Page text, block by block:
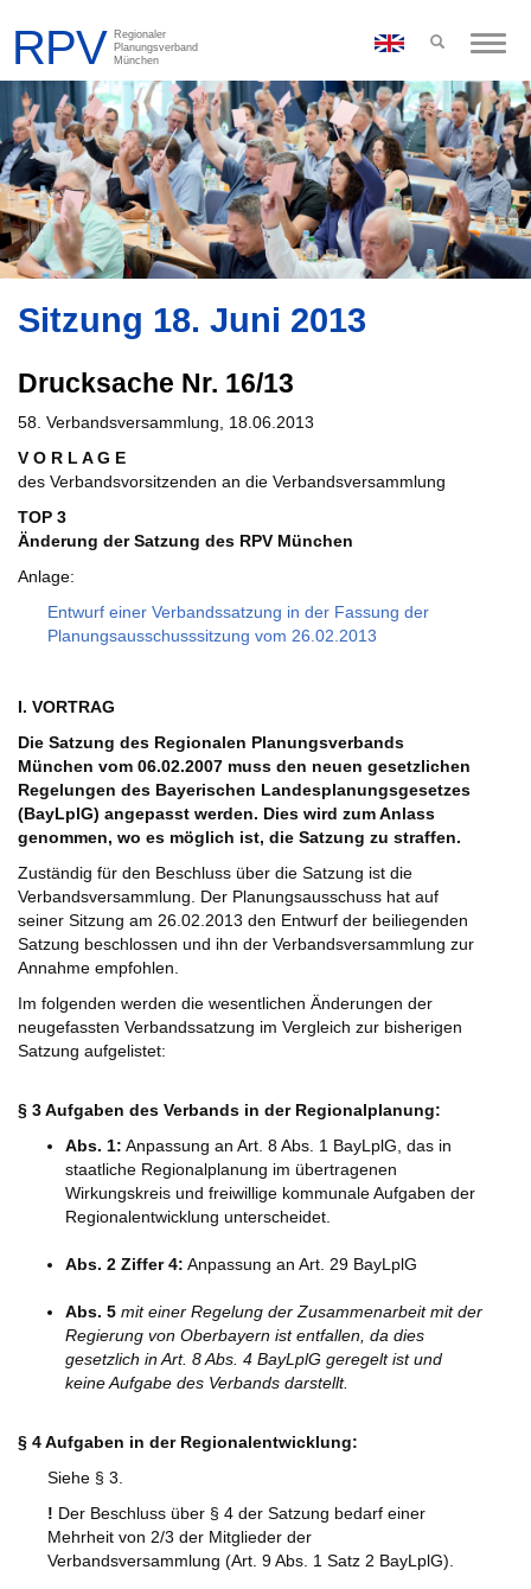
Toggle
Sitzung 18. Juni 2013
Drucksache Nr. 16/13
58. Verbandsversammlung, 18.06.2013
V O R L A G E
des Verbandsvorsitzenden an die Verbandsversammlung
TOP 3
Änderung der Satzung des RPV München
Anlage:
Entwurf einer Verbandssatzung in der Fassung der
Planungsausschusssitzung vom 26.02.2013
I. VORTRAG
Die Satzung des Regionalen Planungsverbands
München vom 06.02.2007 muss den neuen gesetzlichen
Regelungen des Bayerischen Landesplanungsgesetzes
(BayLplG) angepasst werden. Dies wird zum Anlass
genommen, wo es möglich ist, die Satzung zu straffen.
Zuständig für den Beschluss über die Satzung ist die
Verbandsversammlung. Der Planungsausschuss hat auf
seiner Sitzung am 26.02.2013 den Entwurf der beiliegenden
Satzung beschlossen und ihn der Verbandsversammlung zur
Annahme empfohlen.
Im folgenden werden die wesentlichen Änderungen der
neugefassten Verbandssatzung im Vergleich zur bisherigen
Satzung aufgelistet:
§ 3 Aufgaben des Verbands in der Regionalplanung:
Abs. 1: Anpassung an Art. 8 Abs. 1 BayLplG, das in
staatliche Regionalplanung im übertragenen
Wirkungskreis und freiwillige kommunale Aufgaben der
Regionalentwicklung unterscheidet.
Abs. 2 Ziffer 4: Anpassung an Art. 29 BayLplG
Abs. 5 mit einer Regelung der Zusammenarbeit mit der
Regierung von Oberbayern ist entfallen, da dies
gesetzlich in Art. 8 Abs. 4 BayLplG geregelt ist und
keine Aufgabe des Verbands darstellt.
§ 4 Aufgaben in der Regionalentwicklung:
Siehe § 3.
! Der Beschluss über § 4 der Satzung bedarf einer
Mehrheit von 2/3 der Mitglieder der
Verbandsversammlung (Art. 9 Abs. 1 Satz 2 BayLplG).